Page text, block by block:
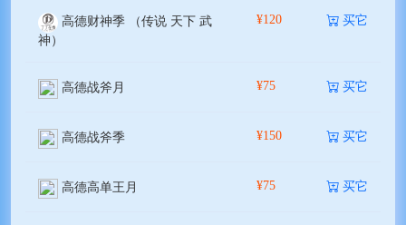
高德财神季 （传说 天下 武
神）
¥120 买它
高德战斧月 ¥75 买它
高德战斧季 ¥150 买它
高德高单王月 ¥75 买它